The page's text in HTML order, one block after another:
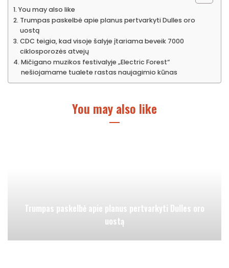
You may also like
Trumpas paskelbė apie planus pertvarkyti Dulles oro
uostą
CDC teigia, kad visoje šalyje įtariama beveik 7000
ciklosporozės atvejų
Mičigano muzikos festivalyje „Electric Forest“
nešiojamame tualete rastas naujagimio kūnas
You may also like
Trumpas paskelbė apie planus pertvarkyti Dulles oro
uostą